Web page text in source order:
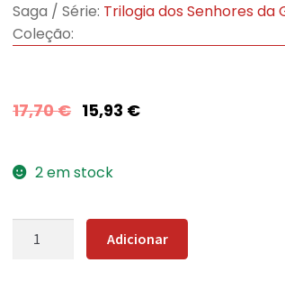
Saga / Série: Trilogia dos Senhores da
Coleção:
17,70€ 15,93 €
2 em stock
Quantidade
Adicionar